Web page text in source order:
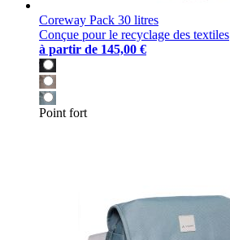
Coreway Pack 30 litres
Conçue pour le recyclage des textiles
à partir de 145,00 €
Point fort